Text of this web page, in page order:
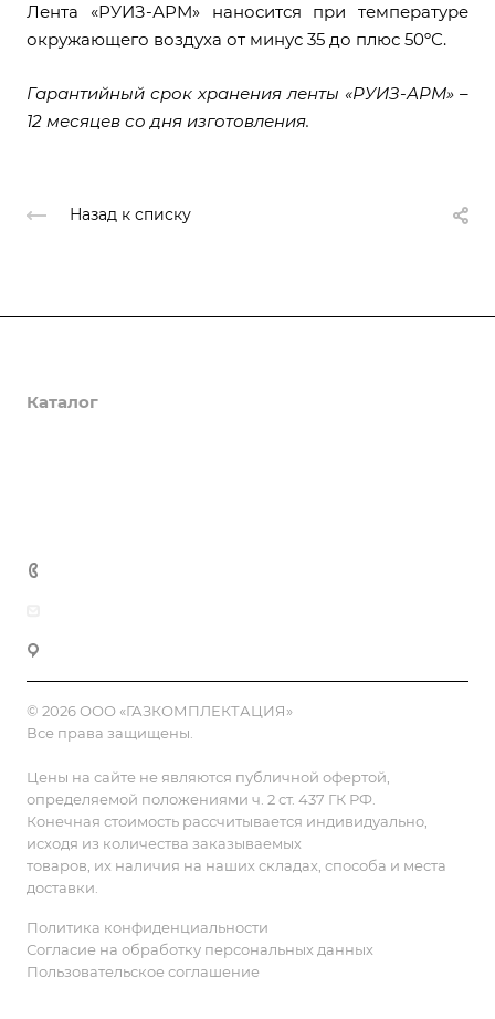
Лента «РУИЗ-АРМ» наносится при температуре
окружающего воздуха от минус 35 до плюс 50ºС.
Гарантийный срок хранения ленты «РУИЗ-АРМ» –
12 месяцев со дня изготовления.
Назад к списку
Каталог
© 2026 ООО «ГАЗКОМПЛЕКТАЦИЯ»
Все права защищены.
Цены на сайте не являются публичной офертой,
определяемой положениями ч. 2 ст. 437 ГК РФ.
Конечная стоимость рассчитывается индивидуально,
исходя из количества заказываемых
товаров, их наличия на наших складах, способа и места
доставки.
Политика конфиденциальности
Согласие на обработку персональных данных
Пользовательское соглашение